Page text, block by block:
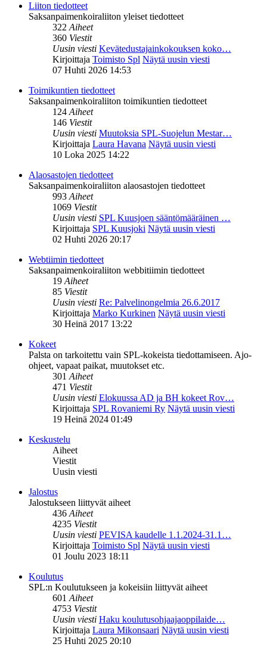
Liiton tiedotteet
Saksanpaimenkoiraliiton yleiset tiedotteet
322Aiheet
360 Viestit
Uusin viesti Kevätedustajainkokouksen koko…
Kirjoittaja Toimisto Spl Näytä uusin viesti
07 Huhti 2026 14:53
Toimikuntien tiedotteet
Saksanpaimenkoiraliiton toimikuntien tiedotteet
124Aiheet
146 Viestit
Uusin viesti Muutoksia SPL-Suojelun Mestar…
Kirjoittaja Laura Havana Näytä uusin viesti
10 Loka 2025 14:22
Alaosastojen tiedotteet
Saksanpaimenkoiraliiton alaosastojen tiedotteet
993Aiheet
1069 Viestit
Uusin viesti SPL Kuusjoen sääntömääräinen …
Kirjoittaja SPL Kuusjoki Näytä uusin viesti
02 Huhti 2026 20:17
Webtiimin tiedotteet
Saksanpaimenkoiraliiton webbitiimin tiedotteet
19Aiheet
85 Viestit
Uusin viesti Re: Palvelinongelmia 26.6.2017
Kirjoittaja Marko Kurkinen Näytä uusin viesti
30 Heinä 2017 13:22
Kokeet
Palsta on tarkoitettu vain SPL-kokeista tiedottamiseen. Ajo-
ohjeet, vapaat paikat, muutokset etc.
301Aiheet
471 Viestit
Uusin viesti Elokuussa AD ja BH kokeet Rov…
Kirjoittaja SPL Rovaniemi Ry Näytä uusin viesti
19 Heinä 2024 01:49
Keskustelu
Aiheet
Viestit
Uusin viesti
Jalostus
Jalostukseen liittyvät aiheet
436Aiheet
4235 Viestit
Uusin viesti PEVISA kaudelle 1.1.2024-31.1…
Kirjoittaja Toimisto Spl Näytä uusin viesti
01 Joulu 2023 18:11
Koulutus
SPL:n Koulutukseen ja kokeisiin liittyvät aiheet
601Aiheet
4753 Viestit
Uusin viesti Haku koulutusohjaajaoppilaide…
Kirjoittaja Laura Mikonsaari Näytä uusin viesti
25 Huhti 2025 20:10